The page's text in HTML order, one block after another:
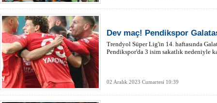
Dev maç! Pendikspor
Trendyol Süper Lig'in 14. haftasında
Pendikspor'da 3 isim sakatlık nedeniyle
02 Aralık 2023 Cumartesi 10:39